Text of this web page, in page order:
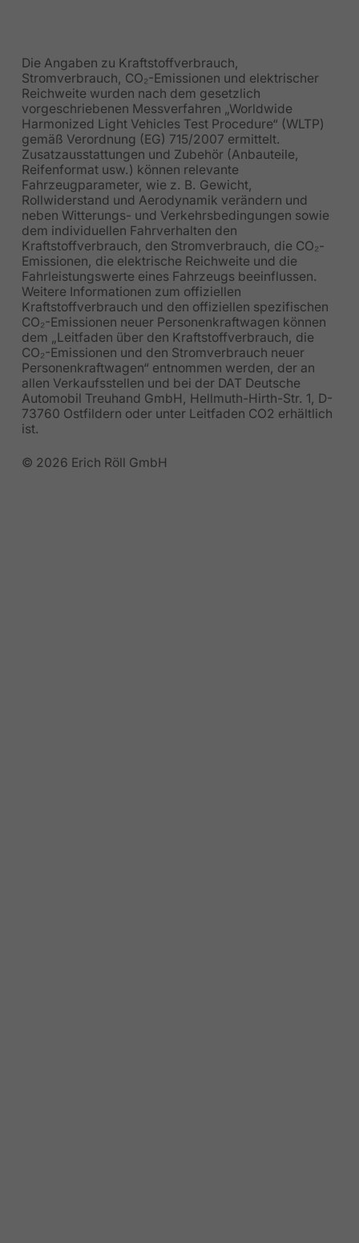
Die Angaben zu Kraftstoffverbrauch,
Stromverbrauch, CO₂-Emissionen und elektrischer
Reichweite wurden nach dem gesetzlich
vorgeschriebenen Messverfahren „Worldwide
Harmonized Light Vehicles Test Procedure“ (WLTP)
gemäß Verordnung (EG) 715/2007 ermittelt.
Zusatzausstattungen und Zubehör (Anbauteile,
Reifenformat usw.) können relevante
Fahrzeugparameter, wie z. B. Gewicht,
Rollwiderstand und Aerodynamik verändern und
neben Witterungs- und Verkehrsbedingungen sowie
dem individuellen Fahrverhalten den
Kraftstoffverbrauch, den Stromverbrauch, die CO₂-
Emissionen, die elektrische Reichweite und die
Fahrleistungswerte eines Fahrzeugs beeinflussen.
Weitere Informationen zum offiziellen
Kraftstoffverbrauch und den offiziellen spezifischen
CO₂-Emissionen neuer Personenkraftwagen können
dem „Leitfaden über den Kraftstoffverbrauch, die
CO₂-Emissionen und den Stromverbrauch neuer
Personenkraftwagen“ entnommen werden, der an
allen Verkaufsstellen und bei der DAT Deutsche
Automobil Treuhand GmbH, Hellmuth-Hirth-Str. 1, D-
73760 Ostfildern oder unter Leitfaden CO2 erhältlich
ist.
© 2026 Erich Röll GmbH